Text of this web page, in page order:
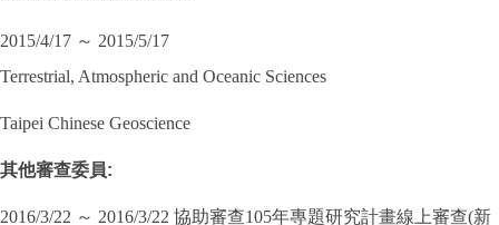
2015/4/17 ～ 2015/5/17
Terrestrial, Atmospheric and Oceanic Sciences
Taipei Chinese Geoscience
其他審查委員:
2016/3/22 ～ 2016/3/22 協助審查105年專題研究計畫線上審查(新